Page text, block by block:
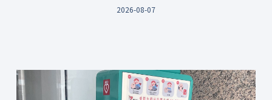
2026-08-07